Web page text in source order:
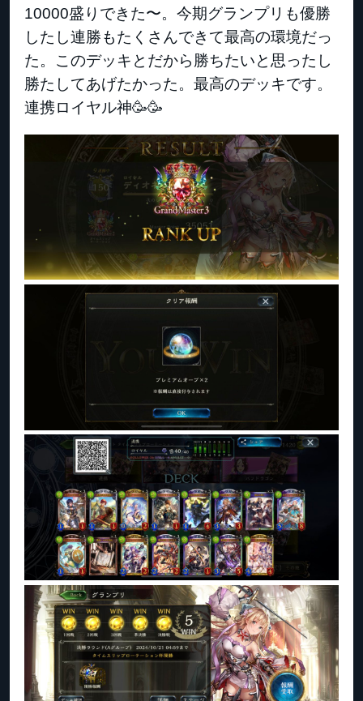
10000盛りできた〜。今期グランプリも優勝
したし連勝もたくさんできて最高の環境だっ
た。このデッキとだから勝ちたいと思ったし
勝たしてあげたかった。最高のデッキです。
連携ロイヤル神🥳🥳